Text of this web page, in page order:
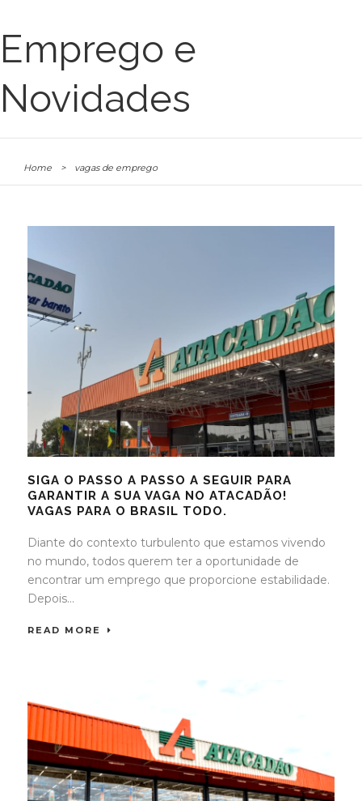
Emprego e
Novidades
Home > vagas de emprego
SIGA O PASSO A PASSO A SEGUIR PARA
GARANTIR A SUA VAGA NO ATACADÃO!
VAGAS PARA O BRASIL TODO.
Diante do contexto turbulento que estamos vivendo
no mundo, todos querem ter a oportunidade de
encontrar um emprego que proporcione estabilidade.
Depois...
READ MORE